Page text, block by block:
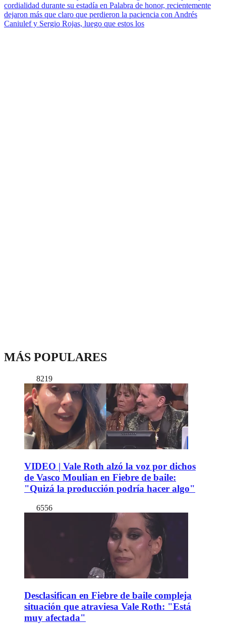
cordialidad durante su estadía en Palabra de honor, recientemente
dejaron más que claro que perdieron la paciencia con Andrés
Caniulef y Sergio Rojas, luego que estos los
MÁS POPULARES
8219
VIDEO | Vale Roth alzó la voz por dichos
de Vasco Moulian en Fiebre de baile:
"Quizá la producción podría hacer algo"
6556
Desclasifican en Fiebre de baile compleja
situación que atraviesa Vale Roth: "Está
muy afectada"